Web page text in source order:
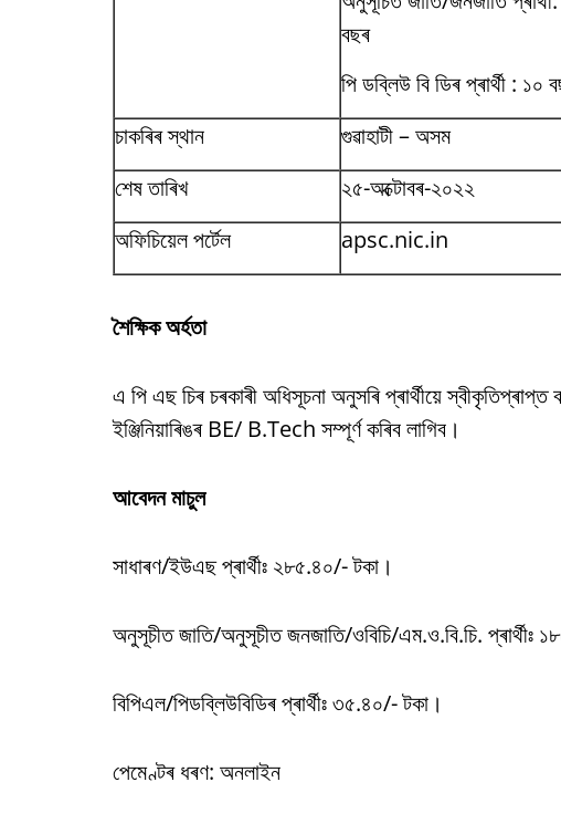
বছৰ
পি ডব্লিউ বি ডিৰ প্ৰাৰ্থী : ১০
চাকৰিৰ স্থান
গুৱাহাটী – অসম
শেষ তাৰিখ
২৫-অক্টোবৰ-২০২২
অফিচিয়েল পৰ্টেল
apsc.nic.in
শৈক্ষিক অৰ্হতা
এ পি এছ চিৰ চৰকাৰী অধিসূচনা অনুসৰি প্ৰাৰ্থীয়ে স্বীকৃতিপ্ৰাপ্ত
ইঞ্জিনিয়াৰিঙৰ BE/ B.Tech সম্পূৰ্ণ কৰিব লাগিব।
আবেদন মাচুল
সাধাৰণ/ইউএছ প্ৰাৰ্থীঃ ২৮৫.৪০/- টকা।
অনুসূচীত জাতি/অনুসূচীত জনজাতি/ওবিচি/এম.ও.বি.চি. প্ৰাৰ্থীঃ
বিপিএল/পিডব্লিউবিডিৰ প্ৰাৰ্থীঃ ৩৫.৪০/- টকা।
পেমেণ্টৰ ধৰণ: অনলাইন